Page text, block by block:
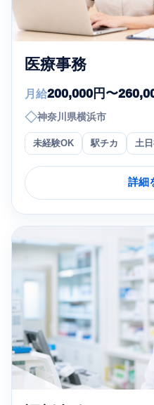
医療事務
月給200,000円〜
◇神奈川県横浜市
未経験OK 駅チカ 土
詳細